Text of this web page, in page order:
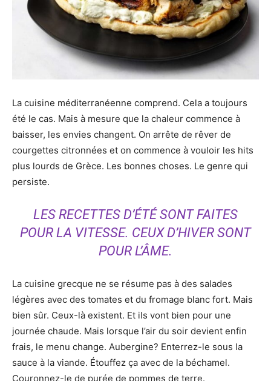
La cuisine méditerranéenne comprend. Cela a toujours
été le cas. Mais à mesure que la chaleur commence à
baisser, les envies changent. On arrête de rêver de
courgettes citronnées et on commence à vouloir les hits
plus lourds de Grèce. Les bonnes choses. Le genre qui
persiste.
LES RECETTES D’ÉTÉ SONT FAITES
POUR LA VITESSE. CEUX D’HIVER SONT
POUR L’ÂME.
La cuisine grecque ne se résume pas à des salades
légères avec des tomates et du fromage blanc fort. Mais
bien sûr. Ceux-là existent. Et ils vont bien pour une
journée chaude. Mais lorsque l’air du soir devient enfin
frais, le menu change. Aubergine? Enterrez-le sous la
sauce à la viande. Étouffez ça avec de la béchamel.
Couronnez-le de purée de pommes de terre.